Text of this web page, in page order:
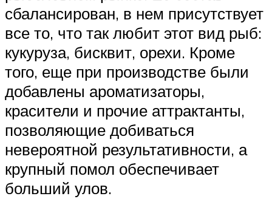
сбалансирован, в нем присутствует
все то, что так любит этот вид рыб:
кукуруза, бисквит, орехи. Кроме
того, еще при производстве были
добавлены ароматизаторы,
красители и прочие аттрактанты,
позволяющие добиваться
невероятной результативности, а
крупный помол обеспечивает
больший улов.